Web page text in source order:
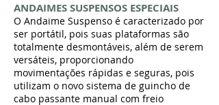
ANDAIMES SUSPENSOS ESPECIAIS
O Andaime Suspenso é caracterizado por
ser portátil, pois suas plataformas são
totalmente desmontáveis, além de serem
versáteis, proporcionando
movimentações rápidas e seguras, pois
utilizam o novo sistema de guincho de
cabo passante manual com freio